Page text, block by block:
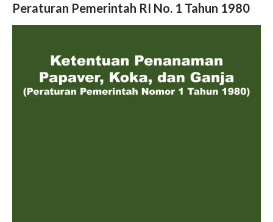
Peraturan Pemerintah RI No. 1 Tahun 1980